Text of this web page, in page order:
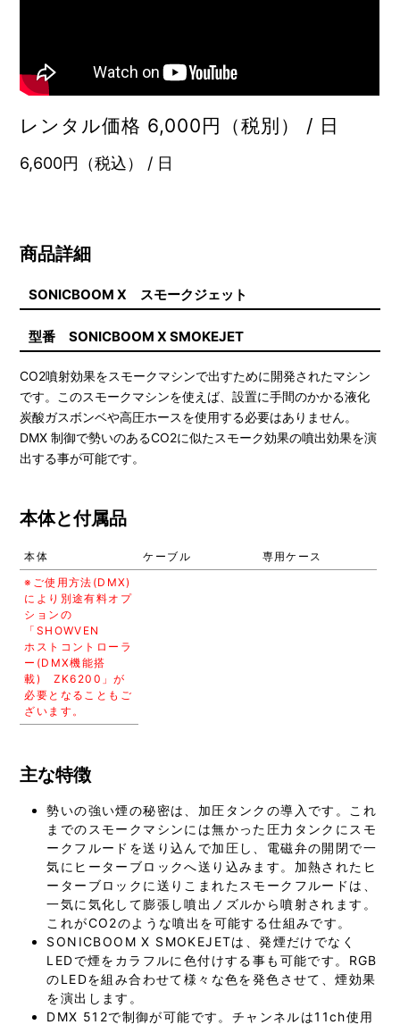
レンタル価格 6,000円（税別） / 日
6,600円（税込） / 日
商品詳細
SONICBOOM X スモークジェット
型番 SONICBOOM X SMOKEJET
CO2噴射効果をスモークマシンで出すために開発されたマシン
です。このスモークマシンを使えば、設置に手間のかかる液化
炭酸ガスボンベや高圧ホースを使用する必要はありません。
DMX 制御で勢いのあるCO2に似たスモーク効果の噴出効果を演
出する事が可能です。
本体と付属品
本体 ケーブル
専用ケース
※ご使用方法(DMX)
により別途有料オプ
ションの
「SHOWVEN
ホストコントローラ
ー(DMX機能搭
載) ZK6200」が
必要となることもご
ざいます。
主な特徴
勢いの強い煙の秘密は、加圧タンクの導入です。これ
までのスモークマシンには無かった圧力タンクにスモ
ークフルードを送り込んで加圧し、電磁弁の開閉で一
気にヒーターブロックへ送り込みます。加熱されたヒ
ーターブロックに送りこまれたスモークフルードは、
一気に気化して膨張し噴出ノズルから噴射されます。
これがCO2のような噴出を可能する仕組みです。
SONICBOOM X SMOKEJETは、発煙だけでなく
LEDで煙をカラフルに色付けする事も可能です。RGB
のLEDを組み合わせて様々な色を発色させて、煙効果
を演出します。
DMX 512で制御が可能です。チャンネルは11ch使用